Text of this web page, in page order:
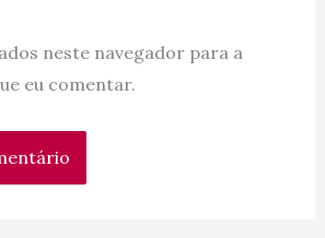
neste navegador para a
eu comentar.